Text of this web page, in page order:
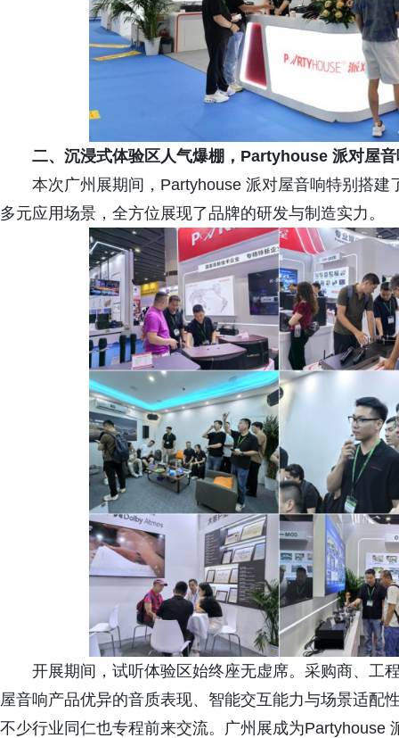
二、 沉浸式体验区人气爆棚，Partyhouse 派对屋
本次广州展期间，Partyhouse 派对屋音响特别搭
多元应用场景，全方位展现了品牌的研发与制造实力。
开展期间，试听体验区始终座无虚席。采购商、工
屋音响产品优异的音质表现、智能交互能力与场景适配
不少行业同仁也专程前来交流。广州展成为Partyhouse